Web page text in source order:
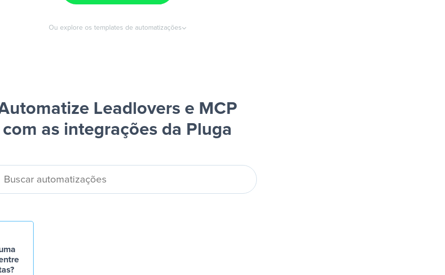
Ou explore os templates de automatizações
Leadlovers e MCP
com as integrações da Pluga